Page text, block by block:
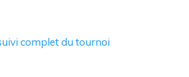
complet du tournoi